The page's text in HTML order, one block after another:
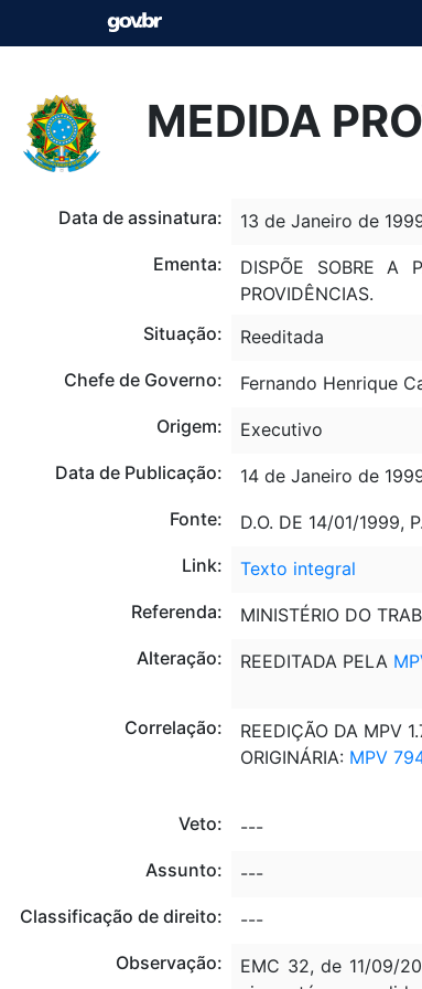
MEDIDA
Data de assinatura:
13 de Janeiro de
Ementa:
DISPÕE SOBRE A
PROVIDÊNCIAS.
Situação:
Reeditada
Chefe de Governo:
Fernando Henrique
Origem:
Executivo
Data de Publicação:
14 de Janeiro de
Fonte:
D.O. DE 14/01/1999,
Link:
Texto integral
Referenda:
MINISTÉRIO DO
Alteração:
REEDITADA PELA
Correlação:
REEDIÇÃO DA MPV
ORIGINÁRIA: MPV
Veto:
---
Assunto:
---
Classificação de direito:
---
Observação:
EMC 32, de 11/09/